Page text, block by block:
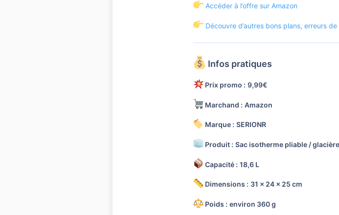
Accéder à l’offre sur Amazon
Découvre d’autres bons plans, erreurs
Infos pratiques
Prix promo : 9,99€
Marchand : Amazon
Marque : SERIONR
Produit : Sac isotherme pliable /
Capacité : 18,6 L
Dimensions : 31 x 24 x 25 cm
Poids : environ 360 g